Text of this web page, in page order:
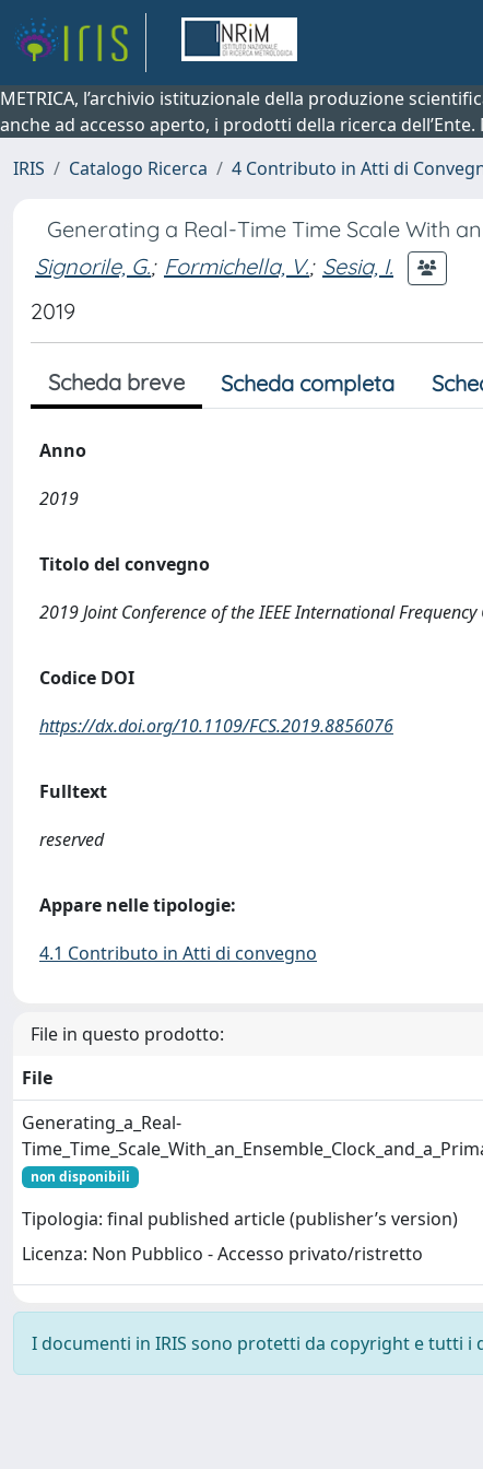
METRICA, l’archivio istituzionale della produzione
anche ad accesso aperto, i prodotti della ricerca
IRIS
Catalogo Ricerca 4 Contributo in Atti di
Generating a Real-Time Time Scale With
Signorile, G.; Formichella, V.; Sesia, I.
2019
Scheda breve Scheda completa
Anno
2019
Titolo del convegno
2019 Joint Conference of the IEEE International
Codice DOI
https://dx.doi.org/10.1109/FCS.2019.8856076
Fulltext
reserved
Appare nelle tipologie:
4.1 Contributo in Atti di convegno
File in questo prodotto:
File
Generating_a_Real-
non disponibili
Tipologia: final published article (publisher’s version)
Licenza: Non Pubblico - Accesso privato/ristretto
I documenti in IRIS sono protetti da copyright e tutti i